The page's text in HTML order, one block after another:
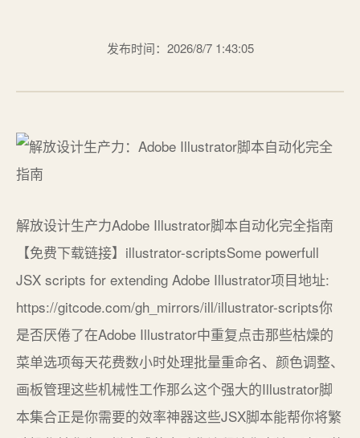
发布时间：2026/8/7 1:43:05
解放设计生产力Adobe Illustrator脚本自动化完全指南
【免费下载链接】illustrator-scriptsSome powerfull
JSX scripts for extending Adobe Illustrator项目地址:
https://gitcode.com/gh_mirrors/ill/illustrator-scripts你
是否厌倦了在Adobe Illustrator中重复点击那些枯燥的
菜单选项每天花费数小时处理批量重命名、颜色调整、
画板管理这些机械性工作那么这个强大的Illustrator脚
本集合正是你需要的效率神器这些JSX脚本能帮你将繁